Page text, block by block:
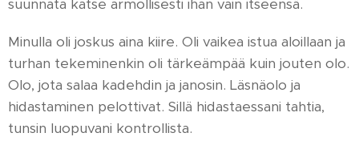
suunnata katse armollisesti ihan vain itseensä.
Minulla oli joskus aina kiire. Oli vaikea istua aloillaan ja
turhan tekeminenkin oli tärkeämpää kuin jouten olo.
Olo, jota salaa kadehdin ja janosin. Läsnäolo ja
hidastaminen pelottivat. Sillä hidastaessani tahtia,
tunsin luopuvani kontrollista.